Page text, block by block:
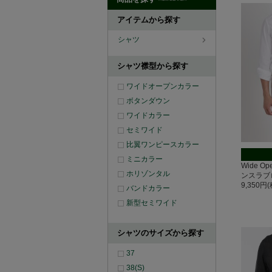
アイテムから探す
シャツ
シャツ襟型から探す
ワイドオープンカラー
ボタンダウン
ワイドカラー
セミワイド
比翼ワンピースカラー
ミニカラー
ホリゾンタル
バンドカラー
新型セミワイド
シャツのサイズから探す
37
38(S)
Wide
ンスラ
9,350円(